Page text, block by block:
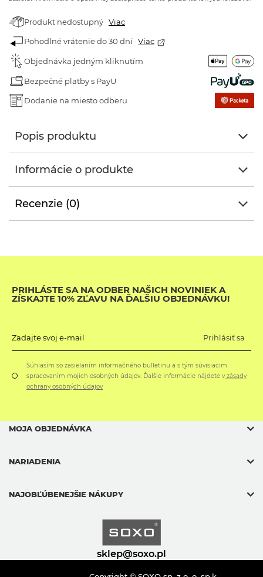
Produkt nedostupný Viac
Pohodlné vrátenie do 30 dní Viac
Objednávka jedným kliknutím
Bezpečné platby s PayU
Dodanie na miesto odberu
Popis produktu
Informácie o produkte
Recenzie (0)
PRIHLÁSTE SA NA ODBER NAŠICH NOVINIEK A
ZÍSKAJTE 10% ZĽAVU NA ĎALŠIU OBJEDNÁVKU!
Zadajte svoj e-mail Prihlásiť sa
Súhlasím so zasielaním informačného bulletinu a s tým súvisiacim
spracovaním mojich osobných údajov. Ďalšie informácie nájdete vzásady
ochrany osobných údajov
sklep@soxo.pl
MOJA OBJEDNÁVKA
NARIADENIA
NAJOBĽÚBENEJŠIE NÁKUPY